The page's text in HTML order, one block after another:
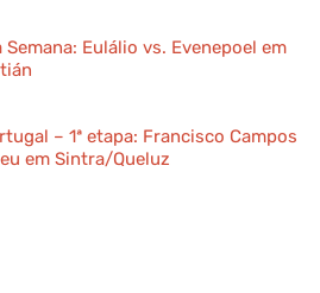
Semana: Eulálio vs. Evenepoel em
– 1ª etapa: Francisco Campos
em Sintra/Queluz